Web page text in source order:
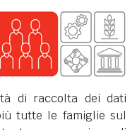
di raccolta dei dati
tutte le famiglie sul